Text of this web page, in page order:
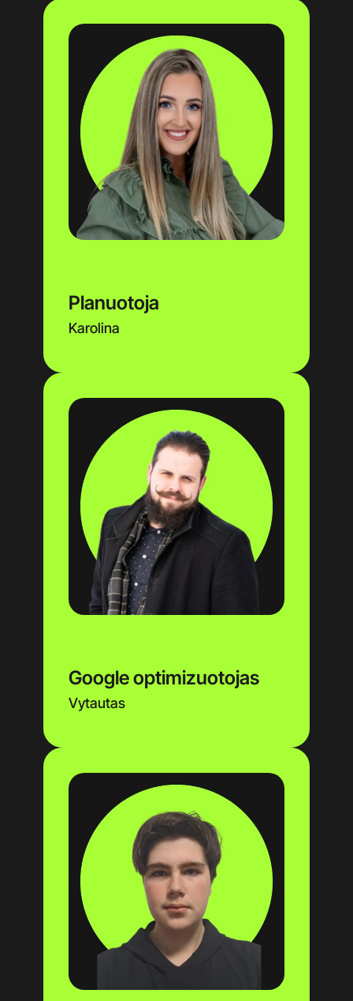
Planuotoja
Karolina
Google optimizuotojas
Vytautas